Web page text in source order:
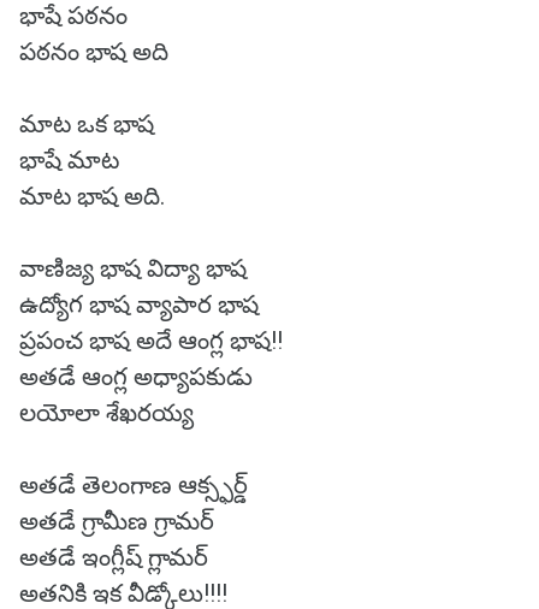
భాషే పఠనం
పఠనం భాష అది
మాట ఒక భాష
భాషే మాట
మాట భాష అది.
వాణిజ్య భాష విద్యా భాష
ఉద్యోగ భాష వ్యాపార భాష
ప్రపంచ భాష అదే ఆంగ్ల భాష!!
అతడే ఆంగ్ల అధ్యాపకుడు
లయోలా శేఖరయ్య
అతడే తెలంగాణ ఆక్స్ఫర్డ్
అతడే గ్రామీణ గ్రామర్
అతడే ఇంగ్లీష్ గ్లామర్
అతనికి ఇక వీడ్కోలు!!!!